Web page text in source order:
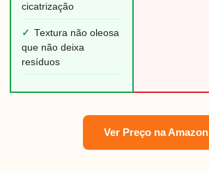
cicatrização
✓ Textura não oleosa
que não deixa
resíduos
Ver Preço na Amazon